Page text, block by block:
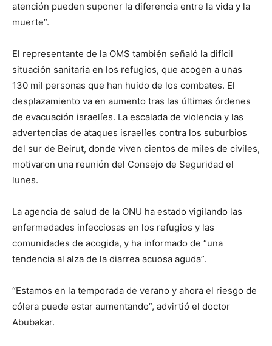
atención pueden suponer la diferencia entre la vida y la
muerte”.
El representante de la OMS también señaló la difícil
situación sanitaria en los refugios, que acogen a unas
130 mil personas que han huido de los combates. El
desplazamiento va en aumento tras las últimas órdenes
de evacuación israelíes. La escalada de violencia y las
advertencias de ataques israelíes contra los suburbios
del sur de Beirut, donde viven cientos de miles de civiles,
motivaron una reunión del Consejo de Seguridad el
lunes.
La agencia de salud de la ONU ha estado vigilando las
enfermedades infecciosas en los refugios y las
comunidades de acogida, y ha informado de “una
tendencia al alza de la diarrea acuosa aguda”.
“Estamos en la temporada de verano y ahora el riesgo de
cólera puede estar aumentando”, advirtió el doctor
Abubakar.